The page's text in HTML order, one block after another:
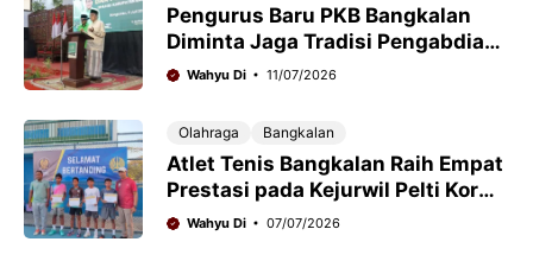
Pengurus Baru PKB Bangkalan
Diminta Jaga Tradisi Pengabdian
yang Dirintis Ulama
Wahyu Di 11/07/2026
Olahraga Bangkalan
Atlet Tenis Bangkalan Raih Empat
Prestasi pada Kejurwil Pelti Korwil
VI Jawa Timur
Wahyu Di 07/07/2026